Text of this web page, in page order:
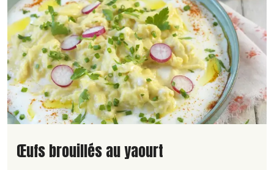
Lire la suite de la recette
Œufs brouillés au yaourt